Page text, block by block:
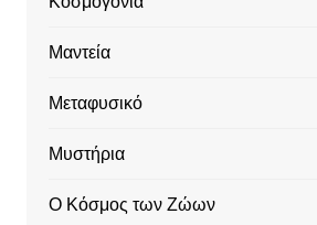
Μαντεία
Μεταφυσικό
Μυστήρια
Ο Κόσμος των Ζώων